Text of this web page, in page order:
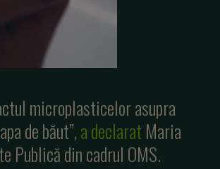
microplasticelor asupra
de băut”,a declarat Maria
Publică din cadrul OMS.